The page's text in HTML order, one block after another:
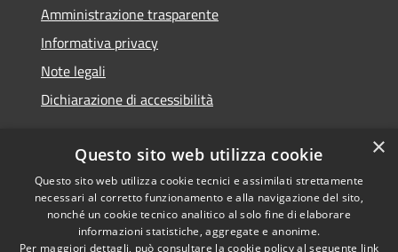
Amministrazione trasparente
Informativa privacy
Note legali
Dichiarazione di accessibilità
RSS
Accessibilità
Copyright © 2026 • Comune di
Monserrato • Powered by
Municipium•Accesso
×
Questo sito web utilizza cookie
Questo sito web utilizza cookie tecnici e assimilati strettamente
necessari al corretto funzionamento e alla navigazione del sito,
nonché un cookie tecnico analitico al solo fine di elaborare
informazioni statistiche, aggregate e anonime.
Per maggiori dettagli, può consultare la cookie policy al seguente link